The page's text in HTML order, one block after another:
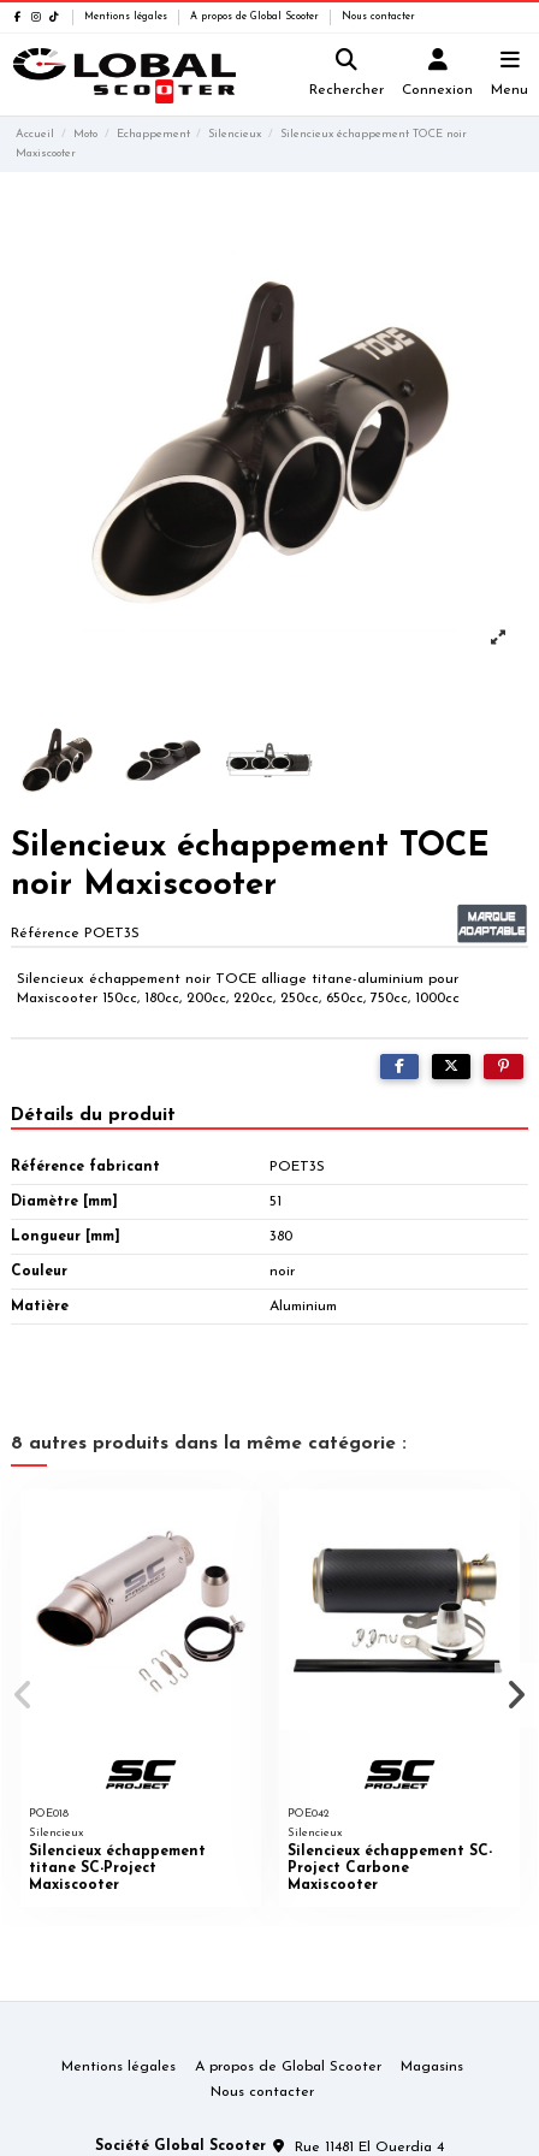
Mentions légales A propos de Global Scooter Nous contacter
Rechercher Connexion Menu
Accueil Moto Echappement Silencieux
Silencieux échappement TOCE noir
Maxiscooter
Silencieux échappement TOCE
noir Maxiscooter
Référence POET3S
Silencieux échappement noir TOCE alliage titane-aluminium pour
Maxiscooter 150cc, 180cc, 200cc, 220cc, 250cc, 650cc, 750cc, 1000cc
Détails du produit
Référence fabricant POET3S
Diamètre [mm] 51
Longueur [mm] 380
Couleur noir
Matière Aluminium
8 autres produits dans la même catégorie :
POE018
Silencieux
Silencieux échappement
titane SC-Project
Maxiscooter
POE042
Silencieux
Silencieux échappement SC-
Project Carbone
Maxiscooter
Mentions légales A propos de Global Scooter
Magasins
Nous contacter
Société Global Scooter Rue 11481 El Ouerdia 4